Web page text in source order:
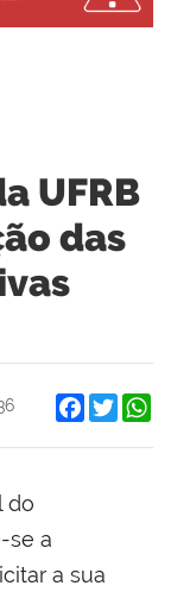
UFRB
das
Facebook
Twitter
do
se a
a sua